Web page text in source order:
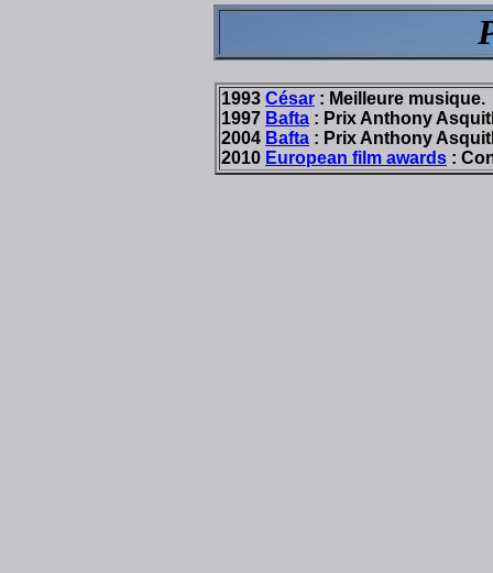
1993 César : Meilleure musique.
1997 Bafta : Prix Anthony
2004 Bafta : Prix Anthony
2010 European film awards :